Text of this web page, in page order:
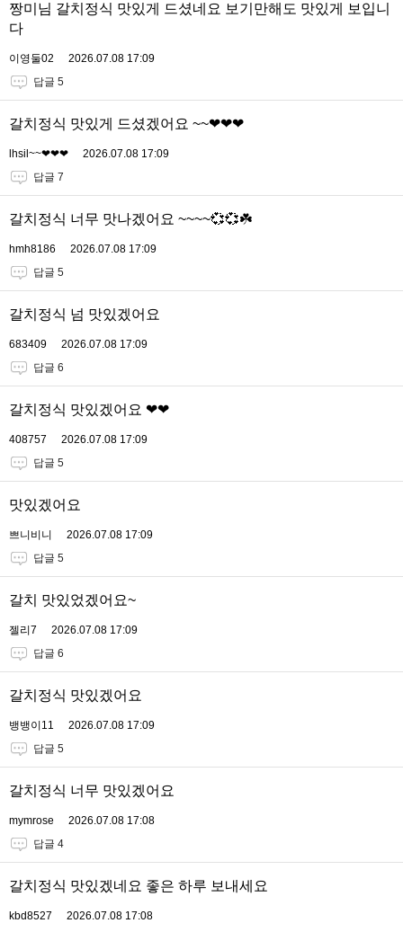
짱미님 갈치정식 맛있게 드셨네요 보기만해도 맛있게 보입니
다
이영둘02
2026.07.08 17:09
답글 5
갈치정식 맛있게 드셨겠어요 ~~❤❤❤
lhsil~~❤❤❤
2026.07.08 17:09
답글 7
갈치정식 너무 맛나겠어요 ~~~~💞💞☘️
hmh8186
2026.07.08 17:09
답글 5
갈치정식 넘 맛있겠어요
683409
2026.07.08 17:09
답글 6
갈치정식 맛있겠어요 ❤❤
408757
2026.07.08 17:09
답글 5
맛있겠어요
쁘니비니
2026.07.08 17:09
답글 5
갈치 맛있었겠어요~
젤리7
2026.07.08 17:09
답글 6
갈치정식 맛있겠어요
뱅뱅이11
2026.07.08 17:09
답글 5
갈치정식 너무 맛있겠어요
mymrose
2026.07.08 17:08
답글 4
갈치정식 맛있겠네요 좋은 하루 보내세요
kbd8527
2026.07.08 17:08